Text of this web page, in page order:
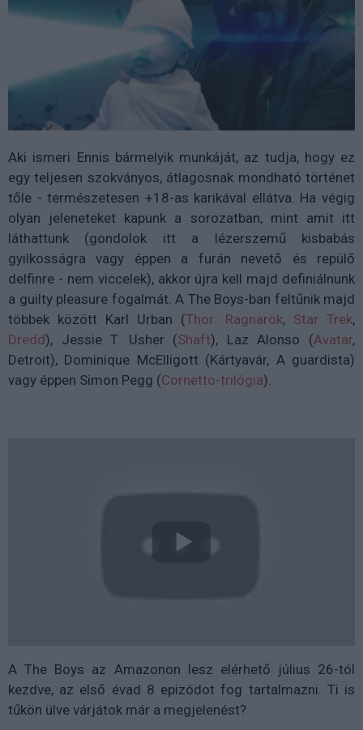
Aki ismeri Ennis bármelyik munkáját, az tudja, hogy ez
egy teljesen szokványos, átlagosnak mondható történet
tőle - természetesen +18-as karikával ellátva. Ha végig
olyan jeleneteket kapunk a sorozatban, mint amit itt
láthattunk (gondolok itt a lézerszemű kisbabás
gyilkosságra vagy éppen a furán nevető és repülő
delfinre - nem viccelek), akkor újra kell majd definiálnunk
a guilty pleasure fogalmát. A The Boys-ban feltűnik majd
többek között Karl Urban (Thor: Ragnarök, Star Trek,
Dredd), Jessie T. Usher (Shaft), Laz Alonso (Avatar,
Detroit), Dominique McElligott (Kártyavár, A guardista)
vagy éppen Simon Pegg (Cornetto-trilógia).
A The Boys az Amazonon lesz elérhető július 26-tól
kezdve, az első évad 8 epizódot fog tartalmazni. Ti is
tűkön ülve várjátok már a megjelenést?